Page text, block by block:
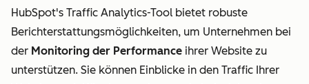
HubSpot's Traffic Analytics-Tool bietet robuste
Berichterstattungsmöglichkeiten, um Unternehmen bei
der Monitoring der Performance ihrer Website zu
unterstützen. Sie können Einblicke in den Traffic Ihrer